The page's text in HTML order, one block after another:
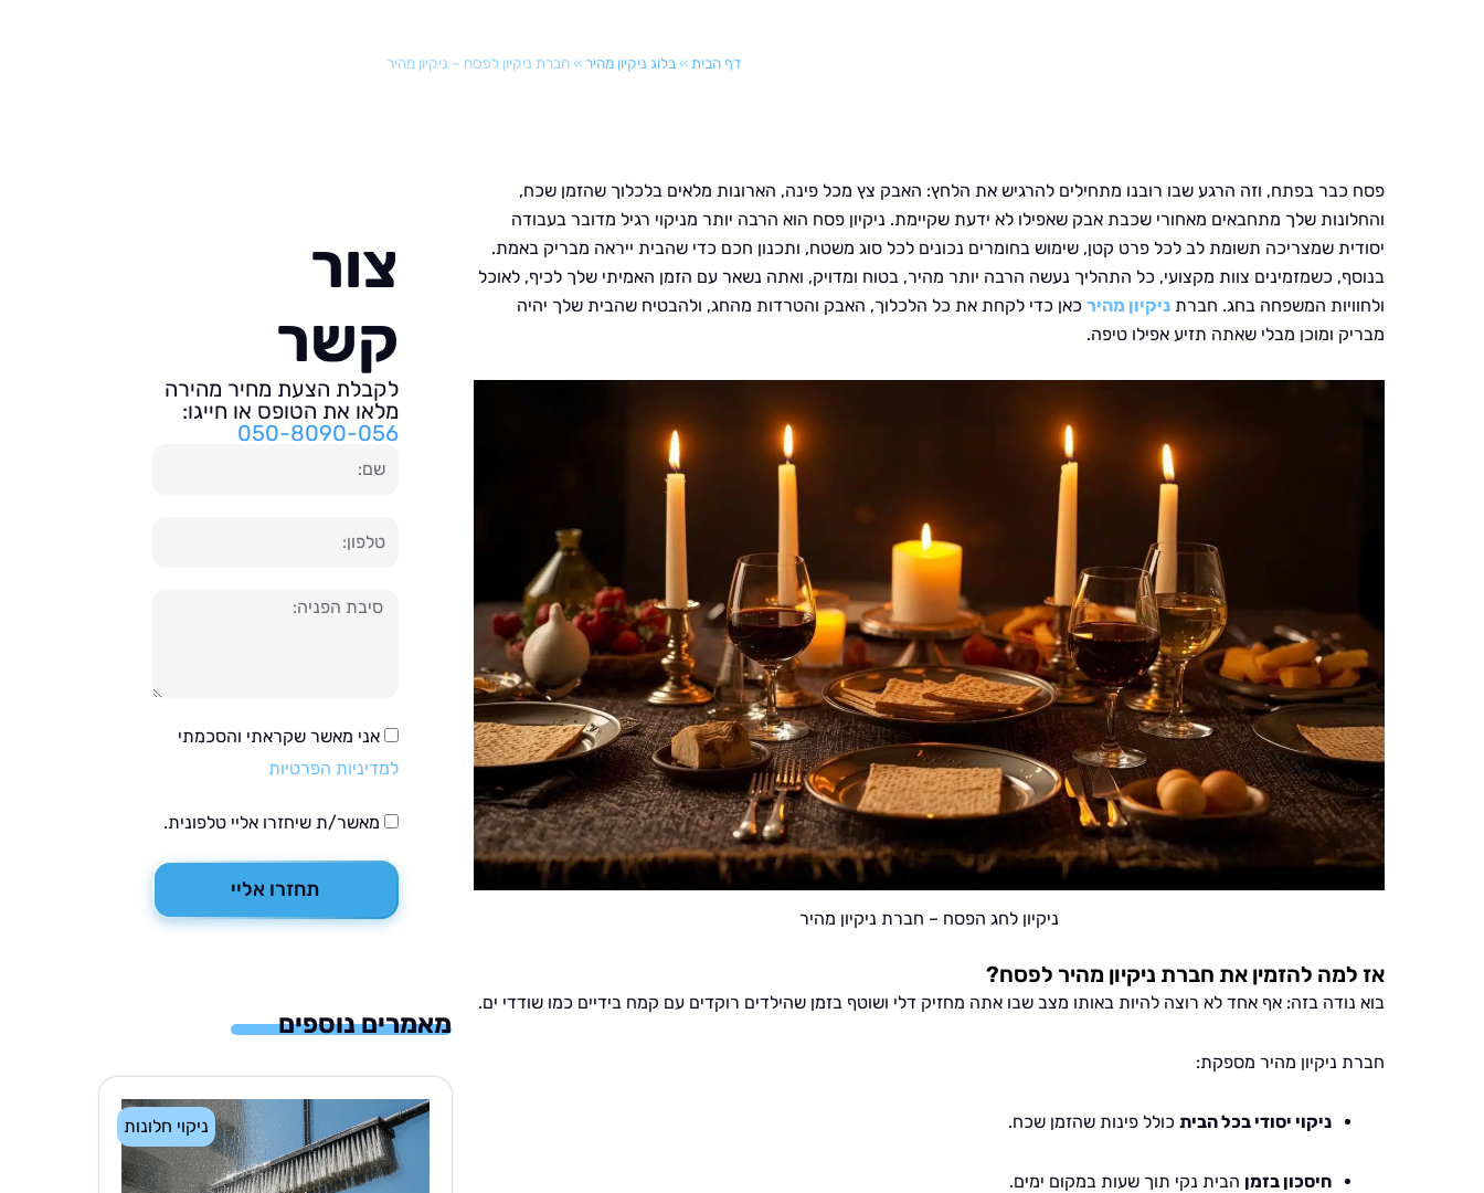
דף הבית »בלוג ניקיון מהיר»חברת ניקיון לפסח – ניקיון מהיר
פסח כבר בפתח, וזה הרגע שבו רובנו מתחילים להרגיש את הלחץ: האבק צץ מכל פינה, הארונות מלאים בלכלוך שהזמן שכח,
והחלונות שלך מתחבאים מאחורי שכבת אבק שאפילו לא ידעת שקיימת. ניקיון פסח הוא הרבה יותר מניקוי רגיל מדובר בעבודה
יסודית שמצריכה תשומת לב לכל פרט קטן, שימוש בחומרים נכונים לכל סוג משטח, ותכנון חכם כדי שהבית ייראה מבריק באמת.
בנוסף, כשמזמינים צוות מקצועי, כל התהליך נעשה הרבה יותר מהיר, בטוח ומדויק, ואתה נשאר עם הזמן האמיתי שלך לכיף, לאוכל
ולחוויות המשפחה בחג. חברת ניקיון מהיר כאן כדי לקחת את כל הלכלוך, האבק והטרדות מהחג, ולהבטיח שהבית שלך יהיה
מבריק ומוכן מבלי שאתה תזיע אפילו טיפה.
ניקיון לחג הפסח – חברת ניקיון מהיר
אז למה להזמין את חברת ניקיון מהיר לפסח?
בוא נודה בזה: אף אחד לא רוצה להיות באותו מצב שבו אתה מחזיק דלי ושוטף בזמן שהילדים רוקדים עם קמח בידיים כמו שודדי ים.
חברת ניקיון מהיר מספקת:
ניקוי יסודי בכל הבית כולל פינות שהזמן שכח.
חיסכון בזמן הבית נקי תוך שעות במקום ימים.
צור
קשר
לקבלת הצעת מחיר מהירה
מלאו את הטופס או חייגו:
050-8090-056
טלפון
הודעה
אני מאשר שקראתי והסכמתי
למדיניות הפרטיות
מאשר/ת שיחזרו אליי טלפונית.
תחזרו אליי
מאמרים נוספים
ניקוי חלונות